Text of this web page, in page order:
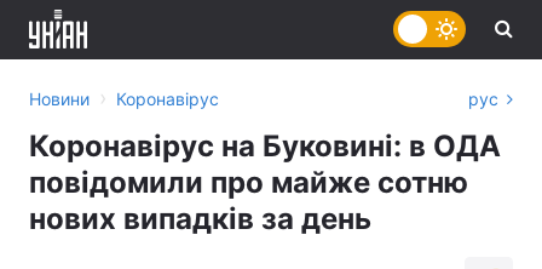
Новини › Коронавірус рус
Коронавірус на Буковині: в ОДА
повідомили про майже сотню
нових випадків за день